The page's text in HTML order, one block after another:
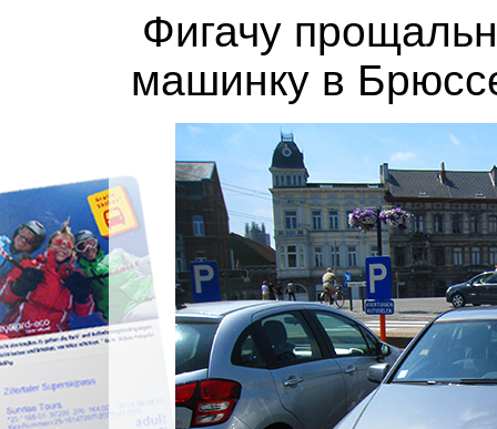
Фигачу
машинку в